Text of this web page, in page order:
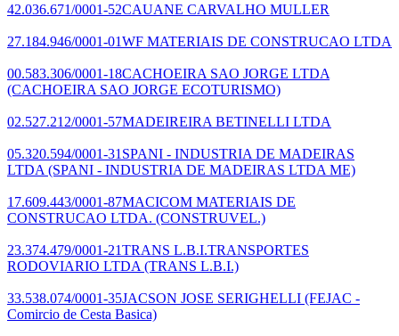
42.036.671/0001-52CAUANE CARVALHO MULLER
27.184.946/0001-01WF MATERIAIS DE CONSTRUCAO LTDA
00.583.306/0001-18CACHOEIRA SAO JORGE LTDA
(CACHOEIRA SAO JORGE ECOTURISMO)
02.527.212/0001-57MADEIREIRA BETINELLI LTDA
05.320.594/0001-31 SPANI - INDUSTRIA DE MADEIRAS
LTDA (SPANI - INDUSTRIA DE MADEIRAS LTDA ME)
17.609.443/0001-87MACICOM MATERIAIS DE
CONSTRUCAO LTDA. (CONSTRUVEL.)
23.374.479/0001-21TRANS L.B.I.TRANSPORTES
RODOVIARIO LTDA (TRANS L.B.I.)
33.538.074/0001-35JACSON JOSE SERIGHELLI (FEJAC -
Comircio de Cesta Basica)